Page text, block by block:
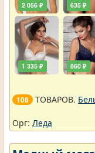
2 056 ₽
1 335 ₽
635 ₽
860 ₽
108 ТОВАРОВ.
Орг: Леда